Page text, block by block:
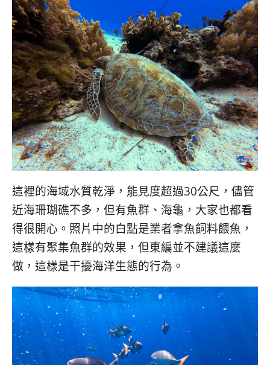
這裡的海域水質乾淨，能見度超過30公尺，儘管
近海珊瑚礁不多，但有魚群、海龜，大家也都看
得很開心。照片中的白點是業者拿魚飼料餵魚，
這樣有聚集魚群的效果，但東編並不建議這麼
做，這樣是干擾海洋生態的行為。